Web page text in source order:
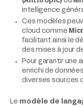
intelligence
Ces modèles
cloud comme
facilitant ainsi le
des mises à jour de
Pour garantir une
enrichi de
diverses sources
Le modèle de